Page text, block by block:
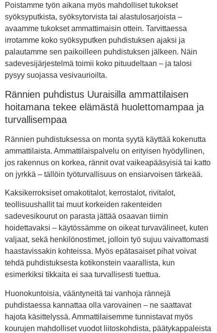
Poistamme työn aikana myös mahdolliset tukokset
syöksyputkista, syöksytorvista tai alastulosarjoista –
avaamme tukokset ammattimaisin ottein. Tarvittaessa
irrotamme koko syöksyputken puhdistuksen ajaksi ja
palautamme sen paikoilleen puhdistuksen jälkeen. Näin
sadevesijärjestelmä toimii koko pituudeltaan – ja talosi
pysyy suojassa vesivaurioilta.
Rännien puhdistus Uuraisilla ammattilaisen
hoitamana tekee elämästä huolettomampaa ja
turvallisempaa
Rännien puhdistuksessa on monta syytä käyttää kokenutta
ammattilaista. Ammattilaispalvelu on erityisen hyödyllinen,
jos rakennus on korkea, rännit ovat vaikeapääsyisiä tai katto
on jyrkkä – tällöin työturvallisuus on ensiarvoisen tärkeää.
Kaksikerroksiset omakotitalot, kerrostalot, rivitalot,
teollisuushallit tai muut korkeiden rakenteiden
sadevesikourut on parasta jättää osaavan tiimin
hoidettavaksi – käytössämme on oikeat turvavälineet, kuten
valjaat, sekä henkilönostimet, jolloin työ sujuu vaivattomasti
haastavissakin kohteissa. Myös epätasaiset pihat voivat
tehdä puhdistuksesta kotikonstein vaarallista, kun
esimerkiksi tikkaita ei saa turvallisesti tuettua.
Huonokuntoisia, vääntyneitä tai vanhoja rännejä
puhdistaessa kannattaa olla varovainen – ne saattavat
hajota käsittelyssä. Ammattilaisemme tunnistavat myös
kourujen mahdolliset vuodot liitoskohdista, päätykappaleista